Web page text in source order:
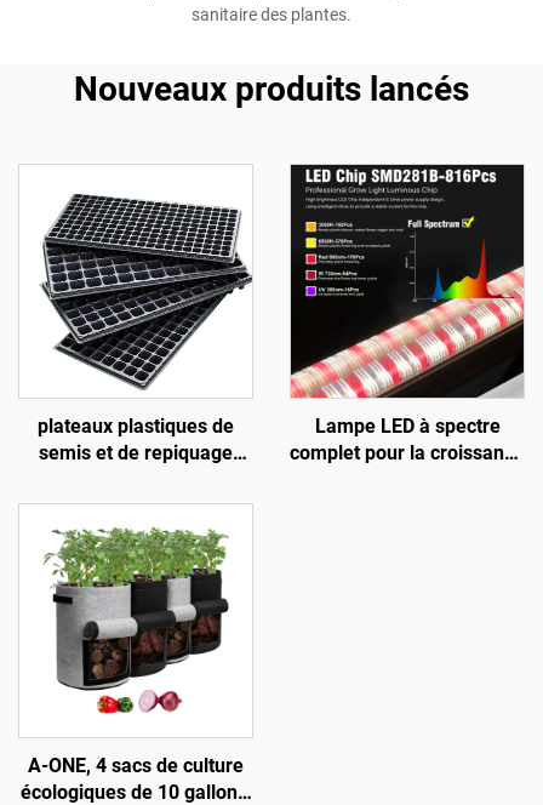
sanitaire des plantes.
Nouveaux produits lancés
plateaux plastiques de
semis et de repiquage
105 / 128 / 200 / 288
alvéoles
Lampe LED à spectre
complet pour la croissance
A-ONE, 4 sacs de culture
écologiques de 10 gallons,